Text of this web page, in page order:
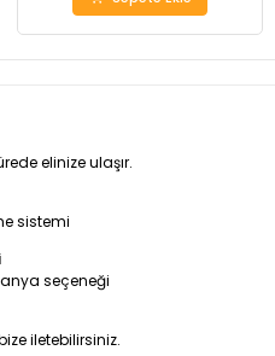
elinize ulaşır.
sistemi
seçeneği
iletebilirsiniz.